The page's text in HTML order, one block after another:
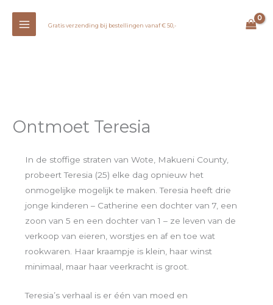
Gratis verzending bij bestellingen vanaf € 50,-
Ontmoet Teresia
In de stoffige straten van Wote, Makueni County,
probeert Teresia (25) elke dag opnieuw het
onmogelijke mogelijk te maken. Teresia heeft drie
jonge kinderen – Catherine een dochter van 7, een
zoon van 5 en een dochter van 1 – ze leven van de
verkoop van eieren, worstjes en af en toe wat
rookwaren. Haar kraampje is klein, haar winst
minimaal, maar haar veerkracht is groot.
Teresia’s verhaal is er één van moed en